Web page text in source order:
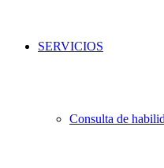
SERVICIOS
Consulta de